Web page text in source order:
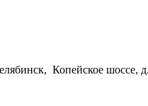
Копейское шоссе,